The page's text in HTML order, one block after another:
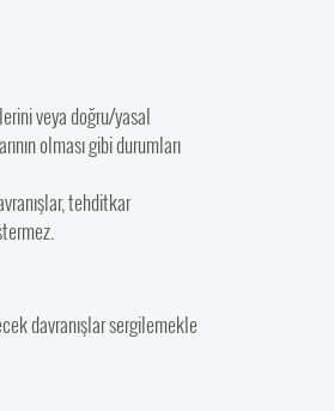
veya doğru/yasal
olması gibi durumları
tehditkar
davranışlar sergilemekle